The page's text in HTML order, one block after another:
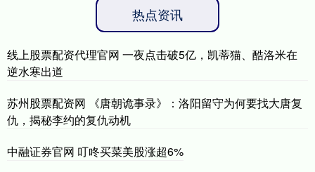
热点资讯
线上股票配资代理官网 一夜点击破5亿，凯蒂猫、酷洛米在
逆水寒出道
苏州股票配资网 《唐朝诡事录》：洛阳留守为何要找大唐复
仇，揭秘李约的复仇动机
中融证券官网 叮咚买菜美股涨超6%